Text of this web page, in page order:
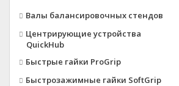
Валы балансировочных стендов
Центрирующие устройства
QuickHub
Быстрые гайки ProGrip
Быстрозажимные гайки SoftGrip